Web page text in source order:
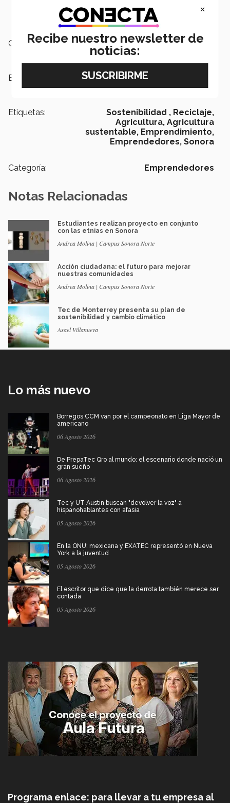
Campus: Sonora Norte
Escuelas: Ingeniería y Ciencias
Etiquetas: Sostenibilidad , Reciclaje,
Agricultura, Agricultura
sustentable, Emprendimiento,
Emprendedores, Sonora
Categoría: Emprendedores
Notas Relacionadas
Estudiantes realizan proyecto en conjunto
con las etnias en Sonora
Andrea Molina | Campus Sonora Norte
Acción ciudadana: el futuro para mejorar
nuestras comunidades
Andrea Molina | Campus Sonora Norte
Tec de Monterrey presenta su plan de
sostenibilidad y cambio climático
Asael Villanueva
Lo más nuevo
Borregos CCM van por el campeonato en Liga Mayor de
americano
06 Agosto 2026
De PrepaTec Qro al mundo: el escenario donde nació un
gran sueño
06 Agosto 2026
Tec y UT Austin buscan "devolver la voz" a
hispanohablantes con afasia
05 Agosto 2026
En la ONU: mexicana y EXATEC representó en Nueva
York a la juventud
05 Agosto 2026
El escritor que dice que la derrota también merece ser
contada
05 Agosto 2026
Programa enlace: para llevar a tu empresa al
×
Recibe nuestro newsletter de
noticias: